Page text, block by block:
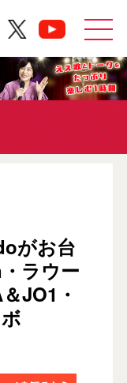
がお台
ラウー
JO1・